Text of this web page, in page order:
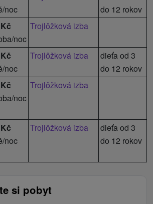
noc
do 12 rokov
noc
Trojlôžková izba
noc
Trojlôžková izba
dieťa od 3
do 12 rokov
noc
Trojlôžková izba
noc
Trojlôžková izba
dieťa od 3
do 12 rokov
si pobyt